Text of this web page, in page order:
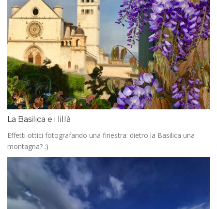
La Basilica e i lillà
Effetti ottici fotografando una finestra: dietro la Basilica una
montagna? :)